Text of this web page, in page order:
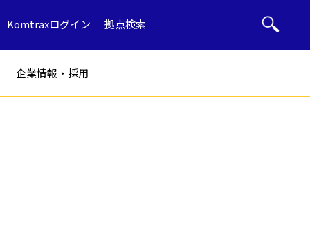
Komtraxログイン 拠点検索
企業情報・採用